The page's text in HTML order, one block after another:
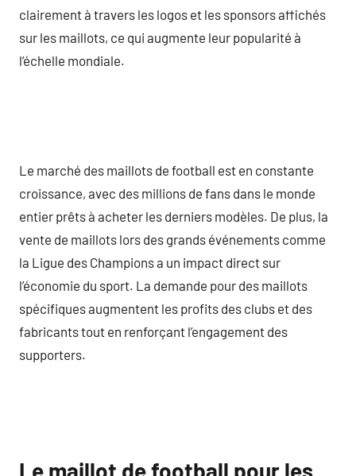
clairement à travers les logos et les sponsors affichés
sur les maillots, ce qui augmente leur popularité à
l’échelle mondiale.
Le marché des maillots de football est en constante
croissance, avec des millions de fans dans le monde
entier prêts à acheter les derniers modèles. De plus, la
vente de maillots lors des grands événements comme
la Ligue des Champions a un impact direct sur
l’économie du sport. La demande pour des maillots
spécifiques augmentent les profits des clubs et des
fabricants tout en renforçant l’engagement des
supporters.
Le maillot de football pour les